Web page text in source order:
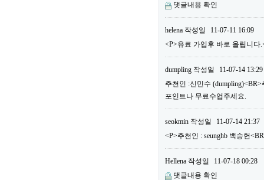
댓글내용 확인
helena 작성일
11-07-11 16:09
<P>유료 가입후 바로 올립니다
dumpling 작성일
11-07-14 13:29
추천인 :신민수
포인트나 무료수업주세요.
seokmin 작성일
11-07-14 21:37
<P>추천인 : seunghb 백승헌
Hellena 작성일
11-07-18 00:28
댓글내용 확인